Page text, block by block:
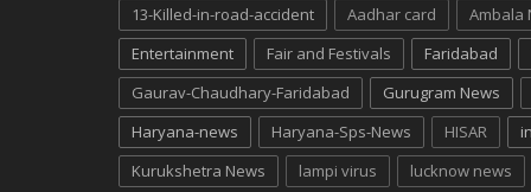
13-Killed-in-road-accident Aadhar card Ambala
Entertainment
Fair and Festivals Faridabad
Gaurav-Chaudhary-Faridabad
Gurugram News
Haryana-news
Haryana-Sps-News HISAR
Kurukshetra News
lampi virus lucknow news